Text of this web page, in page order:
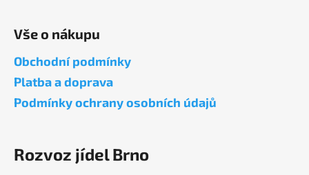
Vše o nákupu
Obchodní podmínky
Platba a doprava
Podmínky ochrany osobních údajů
Rozvoz jídel Brno